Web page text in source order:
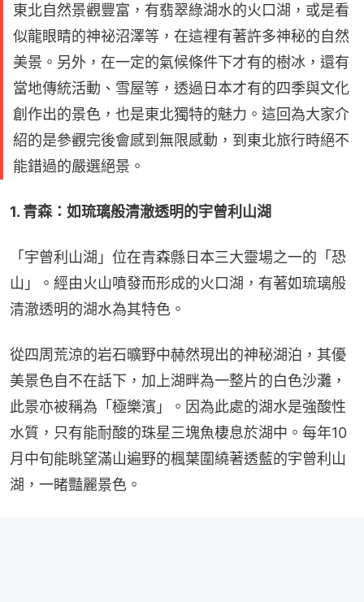
東北自然景觀豐富，有翡翠綠湖水的火口湖，或是看
似龍眼睛的神祕沼澤等，在這裡有著許多神秘的自然
美景。另外，在一定的氣候條件下才有的樹冰，還有
當地傳統活動、雪屋等，透過日本才有的四季與文化
創作出的景色，也是東北獨特的魅力。這回為大家介
紹的是參觀完後會感到無限感動，到東北旅行時絕不
能錯過的嚴選絕景。
1. 青森：如琉璃般清澈透明的宇曾利山湖
「宇曾利山湖」位在青森縣日本三大靈場之一的「恐
山」。經由火山噴發而形成的火口湖，有著如琉璃般
清澈透明的湖水為其特色。
從四周荒涼的岩石曠野中赫然現出的神秘湖泊，其優
美景色自不在話下，加上湖畔為一整片的白色沙灘，
此景亦被稱為「極樂濱」。因為此處的湖水是強酸性
水質，只有能耐酸的珠星三塊魚棲息於湖中。每年10
月中旬能眺望滿山遍野的楓葉圍繞著透藍的宇曾利山
湖，一睹豔麗景色。